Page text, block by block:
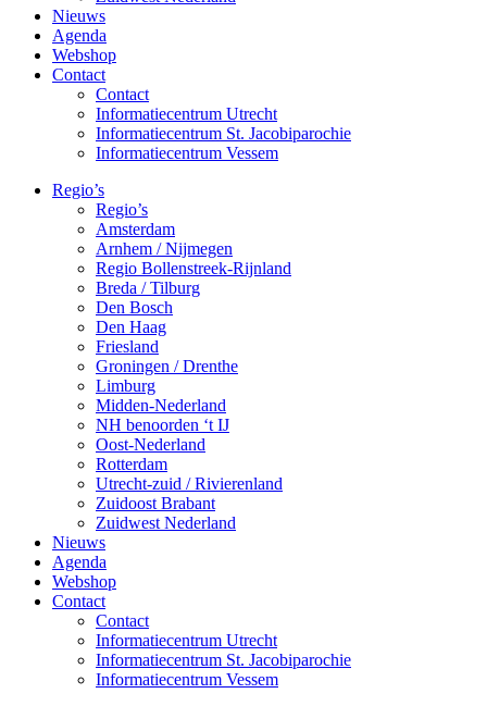
Nieuws
Agenda
Webshop
Contact
Contact
Informatiecentrum Utrecht
Informatiecentrum St. Jacobiparochie
Informatiecentrum Vessem
Regio’s
Regio’s
Amsterdam
Arnhem / Nijmegen
Regio Bollenstreek-Rijnland
Breda / Tilburg
Den Bosch
Den Haag
Friesland
Groningen / Drenthe
Limburg
Midden-Nederland
NH benoorden ‘t IJ
Oost-Nederland
Rotterdam
Utrecht-zuid / Rivierenland
Zuidoost Brabant
Zuidwest Nederland
Nieuws
Agenda
Webshop
Contact
Contact
Informatiecentrum Utrecht
Informatiecentrum St. Jacobiparochie
Informatiecentrum Vessem